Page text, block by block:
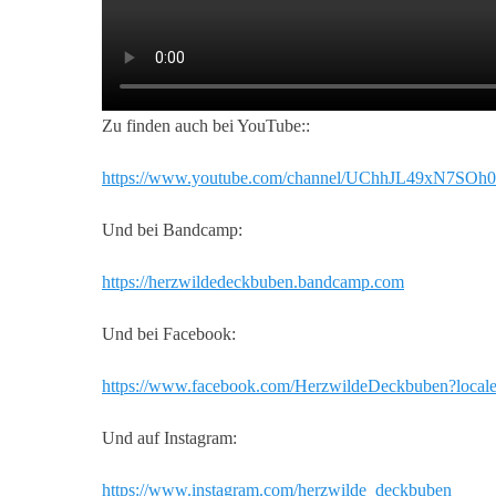
Zu finden auch bei YouTube::
https://www.youtube.com/channel/
Und bei Bandcamp:
https://herzwildedeckbuben.bandcamp.com
Und bei Facebook:
https://www.facebook.com/
Und auf Instagram:
https://www.instagram.com/herzwilde_deckbuben